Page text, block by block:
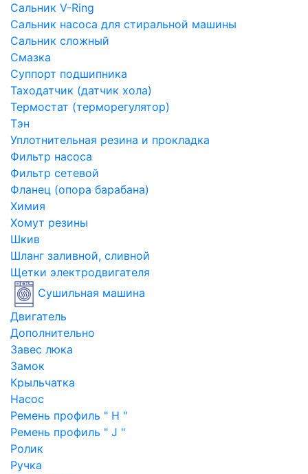
Сальник V-Ring
Сальник насоса для стиральной машины
Сальник сложный
Смазка
Суппорт подшипника
Таходатчик (датчик хола)
Термостат (терморегулятор)
Тэн
Уплотнительная резина и прокладка
Фильтр насоса
Фильтр сетевой
Фланец (опора барабана)
Химия
Хомут резины
Шкив
Шланг заливной, сливной
Щетки электродвигателя
Сушильная машина
Двигатель
Дополнительно
Завес люка
Замок
Крыльчатка
Насос
Ремень профиль " H "
Ремень профиль " J "
Ролик
Ручка